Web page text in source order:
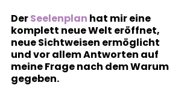
Der Seelenplan hat mir eine
komplett neue Welt eröffnet,
neue Sichtweisen ermöglicht
und vor allem Antworten auf
meine Frage nach dem Warum
gegeben.